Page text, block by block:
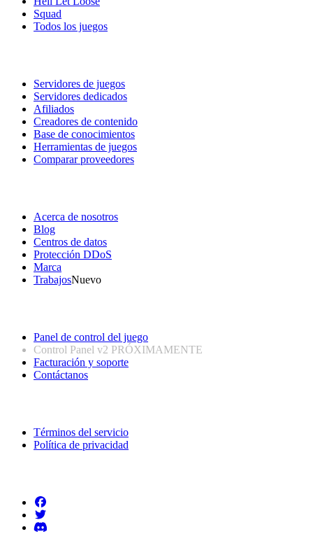
Squad
Todos los juegos
Servidores de juegos
Servidores dedicados
Afiliados
Creadores de contenido
Base de conocimientos
Herramientas de juegos
Comparar proveedores
Acerca de nosotros
Blog
Centros de datos
Protección DDoS
Marca
TrabajosNuevo
Panel de control del juego
Control Panel v2 PRÓXIMAMENTE
Facturación y soporte
Contáctanos
Términos del servicio
Política de privacidad